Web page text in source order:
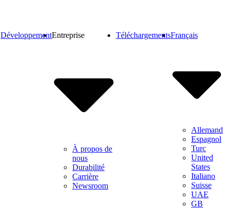
DéveloppementEntreprise
À propos de
nous
Durabilité
Carrière
Newsroom
TéléchargementsFrançais
Allemand
Espagnol
Turc
United
States
Italiano
Suisse
UAE
GB